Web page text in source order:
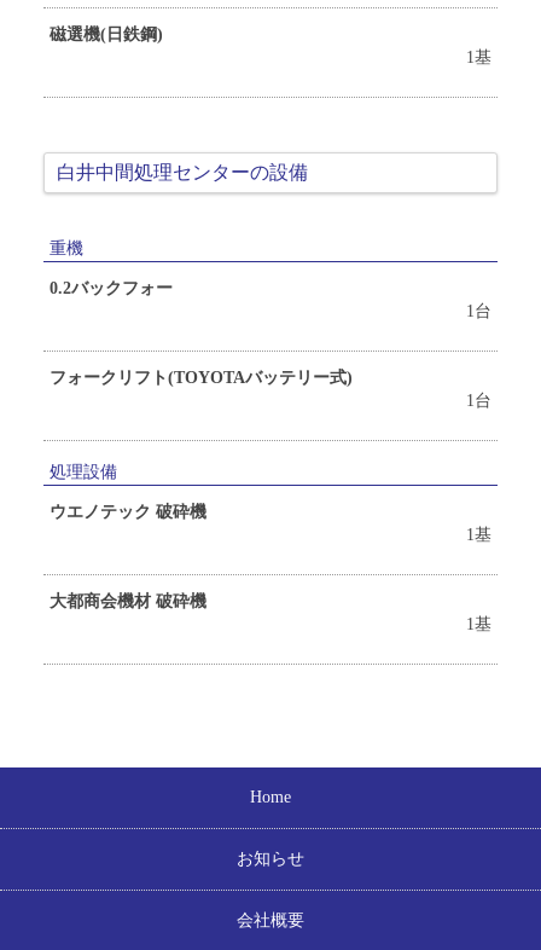
磁選機(日鉄鋼)
1基
白井中間処理センターの設備
重機
0.2バックフォー
1台
フォークリフト(TOYOTAバッテリー式)
1台
処理設備
ウエノテック 破砕機
1基
大都商会機材 破砕機
1基
Home
お知らせ
会社概要